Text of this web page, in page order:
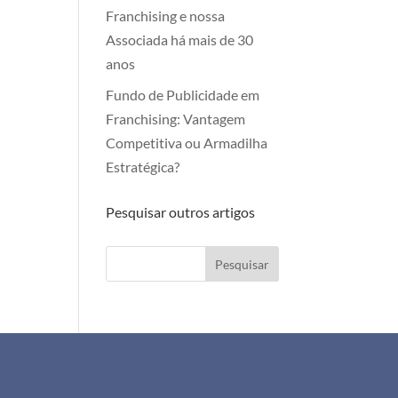
Franchising e nossa
Associada há mais de 30
anos
Fundo de Publicidade em
Franchising: Vantagem
Competitiva ou Armadilha
Estratégica?
Pesquisar outros artigos
Pesquisar